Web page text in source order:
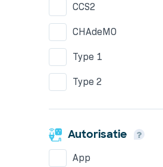
CCS2
CHAdeMO
Type 1
Type 2
Autorisatie
App